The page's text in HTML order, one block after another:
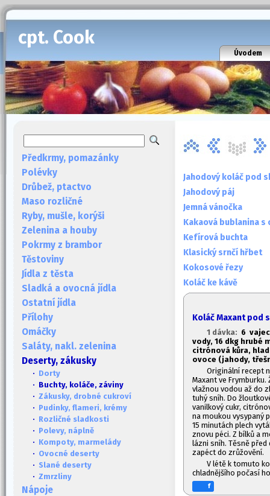
cpt. Cook
Úvodem
Předkrmy, pomazánky
Polévky
Drůbež, ptactvo
Maso rozličné
Ryby, mušle, korýši
Zelenina a houby
Pokrmy z brambor
Těstoviny
Jídla z těsta
Sladká a ovocná jídla
Ostatní jídla
Přílohy
Omáčky
Saláty, nakl. zelenina
Deserty, zákusky
· Dorty
· Buchty, koláče, záviny
· Zákusky, drobné cukroví
· Pudinky, flameri, krémy
· Rozličné sladkosti
· Polevy, náplně
· Kompoty, marmelády
· Ovocné deserty
· Slané deserty
· Zmrzliny
Nápoje
Jahodový koláč pod
Jahodový páj
Jemná vánočka
Kakaová bublanina s
Kefírová buchta
Klasický srnčí hřbet
Kokosové řezy
Koláč ke kávě
Koláč Maxant pod
1 dávka: 6
vody, 16 dkg hrubé
citrónová kůra,
ovoce (jahody,
Originální recept
Maxant ve
vlažnou vodou až do
tuhý sníh. Do
vanilkový cukr,
na moukou vysypaný
15 minutách plech
znovu péci. Z bílků a
lázni sníh. Těsně
zapéct do zrůžovění.
V létě k tomuto
chladnějšího počasí
f